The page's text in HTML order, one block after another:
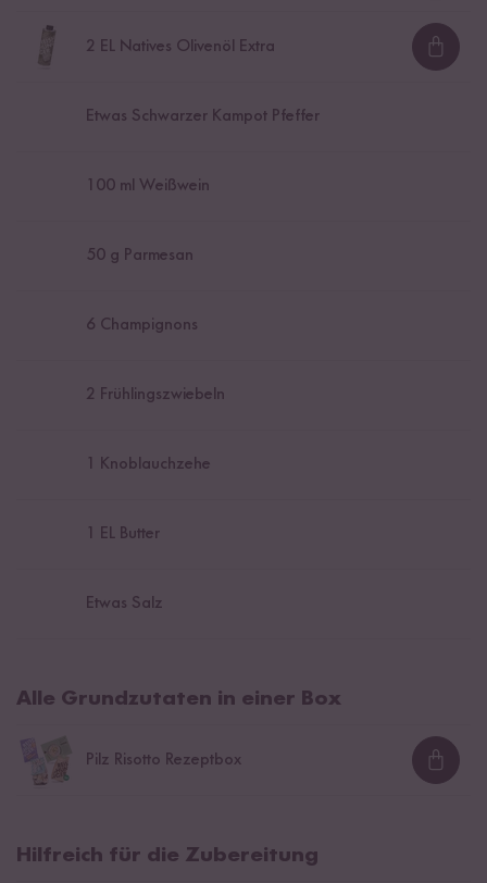
2 EL Natives Olivenöl Extra
Etwas Schwarzer Kampot Pfeffer
100 ml Weißwein
50 g Parmesan
6 Champignons
2 Frühlingszwiebeln
1 Knoblauchzehe
1 EL Butter
Etwas Salz
Alle Grundzutaten in einer Box
Pilz Risotto Rezeptbox
Hilfreich für die Zubereitung